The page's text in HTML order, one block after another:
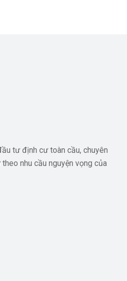
tư định cư toàn cầu, chuyên
nhu cầu nguyện vọng của